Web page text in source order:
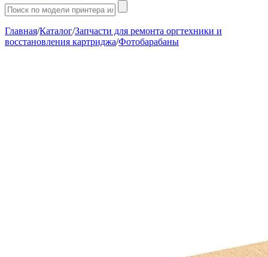
Главная/Каталог/Запчасти для ремонта оргтехники и
восстановления картриджа/Фотобарабаны